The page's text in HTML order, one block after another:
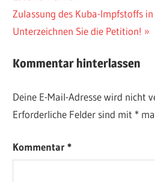
Nächster
Beitrag:
Zulassung des Kuba-Impfstoffs
Unterzeichnen Sie die Petition!
Kommentar hinterlassen
Deine E-Mail-Adresse wird nicht
Erforderliche Felder sind mit *
Kommentar*